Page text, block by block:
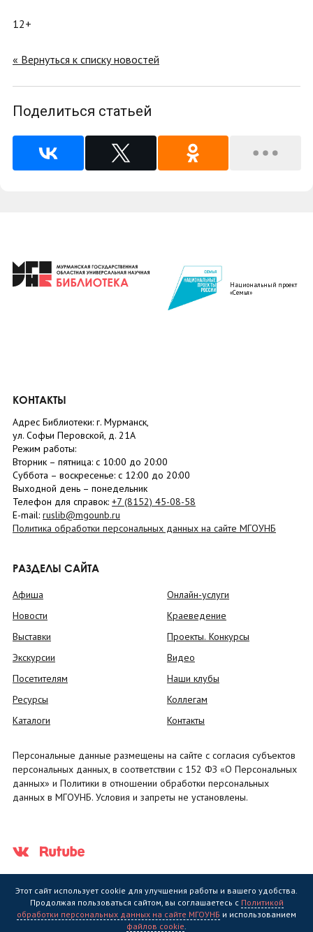
12+
« Вернуться к списку новостей
Поделиться статьей
Национальный проект
«Семья»
КОНТАКТЫ
Адрес Библиотеки: г. Мурманск,
ул. Софьи Перовской, д. 21А
Режим работы:
Вторник – пятница: с 10:00 до 20:00
Суббота – воскресенье: c 12:00 до 20:00
Выходной день – понедельник
Телефон для справок: +7 (8152) 45-08-58
E-mail: ruslib@mgounb.ru
Политика обработки персональных данных на сайте МГОУНБ
РАЗДЕЛЫ САЙТА
Афиша
Новости
Выставки
Экскурсии
Посетителям
Ресурсы
Каталоги
Онлайн-услуги
Краеведение
Проекты. Конкурсы
Видео
Наши клубы
Коллегам
Контакты
Персональные данные размещены на сайте с согласия субъектов
персональных данных, в соответствии с 152 ФЗ «О Персональных
данных» и Политики в отношении обработки персональных
данных в МГОУНБ. Условия и запреты не установлены.
Государственное областное бюджетное учреждение культуры
Этот сайт использует cookie для улучшения работы и вашего удобства.
Продолжая пользоваться сайтом, вы соглашаетесь с Политикой
обработки персональных данных на сайте МГОУНБ и использованием
файлов cookie.